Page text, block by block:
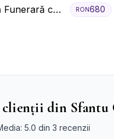
Funerară cu
RON680
clienții din Sfantu
5.0 din 3 recenzii